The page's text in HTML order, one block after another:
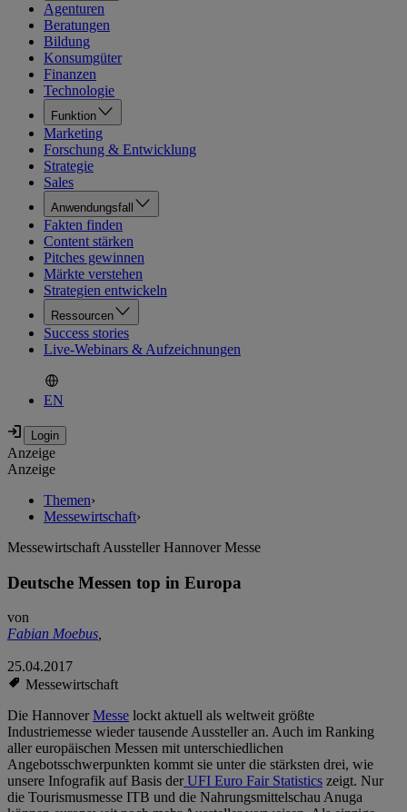
Agenturen
Beratungen
Bildung
Konsumgüter
Finanzen
Technologie
Funktion
Marketing
Forschung & Entwicklung
Strategie
Sales
Anwendungsfall
Fakten finden
Content stärken
Pitches gewinnen
Märkte verstehen
Strategien entwickeln
Ressourcen
Success stories
Live-Webinars & Aufzeichnungen
EN
Anzeige
Anzeige
Themen›
Messewirtschaft›
Messewirtschaft Aussteller Hannover Messe
Deutsche Messen top in Europa
von
Fabian Moebus,
25.04.2017
Messewirtschaft
Die HannoverMesse lockt aktuell als weltweit größte
Industriemesse wieder tausende Aussteller an. Auch im Ranking
aller europäischen Messen mit unterschiedlichen
Angebotsschwerpunkten kommt sie unter die stärksten drei, wie
unsere Infografik auf Basis derUFI Euro Fair Statistics zeigt. Nur
die Tourismusmesse ITB und die Nahrungsmittelschau Anuga